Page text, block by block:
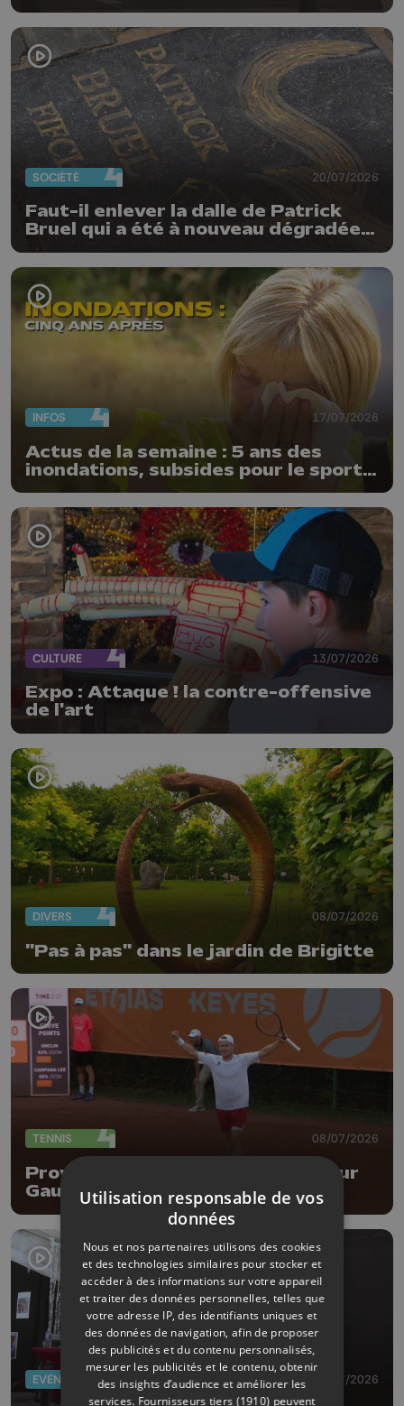
Guillemins...
SOCIÉTÉ 20/07/2026
Faut-il enlever la dalle de Patrick
Bruel qui a été à nouveau dégradée ?
INFOS 17/07/2026
Actus de la semaine : 5 ans des
inondations, subsides pour le sport
et feu d'artifice
CULTURE 13/07/2026
Expo : Attaque ! la contre-offensive
de l'art
DIVERS 08/07/2026
"Pas à pas" dans le jardin de Brigitte
TENNIS 08/07/2026
Province Open : entrée réussi pour
Gauthier Onclin !
EVÈNEMENTS 03/07/2026
Utilisation responsable de vos
données
Nous et nos partenaires utilisons des cookies
et des technologies similaires pour stocker et
accéder à des informations sur votre appareil
et traiter des données personnelles, telles que
votre adresse IP, des identifiants uniques et
des données de navigation, afin de proposer
des publicités et du contenu personnalisés,
mesurer les publicités et le contenu, obtenir
des insights d’audience et améliorer les
services. Fournisseurs tiers (1910) peuvent